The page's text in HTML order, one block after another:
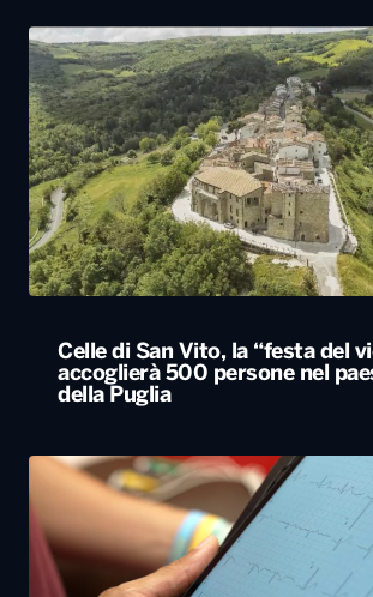
Celle di San Vito, la “festa del
accoglierà 500 persone nel
della Puglia